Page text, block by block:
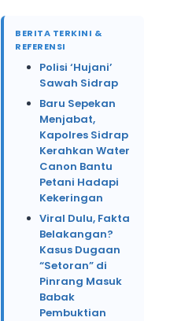
BERITA TERKINI &
REFERENSI
Polisi ‘Hujani’
Sawah Sidrap
Baru Sepekan
Menjabat,
Kapolres Sidrap
Kerahkan Water
Canon Bantu
Petani Hadapi
Kekeringan
Viral Dulu, Fakta
Belakangan?
Kasus Dugaan
“Setoran” di
Pinrang Masuk
Babak
Pembuktian